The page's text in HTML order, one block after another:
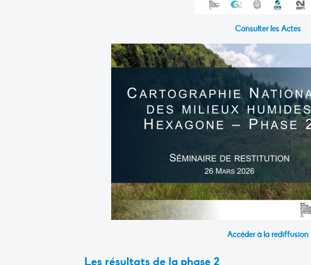
Consulter les Actes
Accéder à la rediffusion
Les résultats de la phase 2